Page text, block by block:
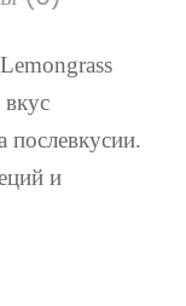
послевкусии.
и